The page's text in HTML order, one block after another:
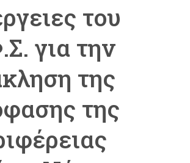
του
για την
της
της